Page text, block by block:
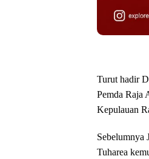
Turut hadir
Pemda Raja
Kepulauan
Sebelumnya
Tuharea